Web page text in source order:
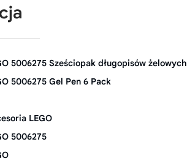
5006275 Sześciopak długopisów żelowych
5006275 Gel Pen 6 Pack
LEGO
5006275